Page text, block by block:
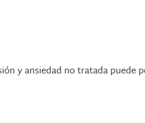
y ansiedad no tratada puede